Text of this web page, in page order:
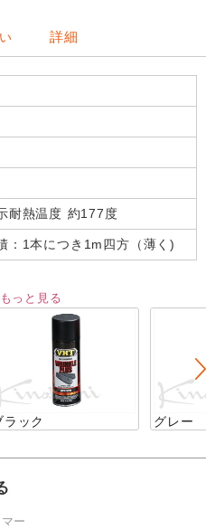
詳細
耐熱温度 約177度
：1本につき1m四方（薄く)
もっと見る
ラック グレー
ー